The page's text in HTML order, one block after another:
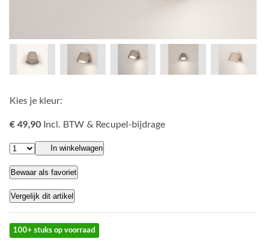
Kies je kleur:
€ 49,90 Incl. BTW & Recupel-bijdrage
In winkelwagen
Bewaar als favoriet
Vergelijk dit artikel
100+ stuks op voorraad